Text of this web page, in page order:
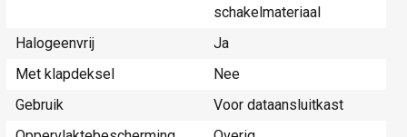
schakelmateriaal
Halogeenvrij
Ja
Met klapdeksel
Nee
Gebruik
Voor dataansluitkast